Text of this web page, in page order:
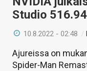
Studio
10.8.2022 - 02:48 /
Ajureissa on
Spider-Man